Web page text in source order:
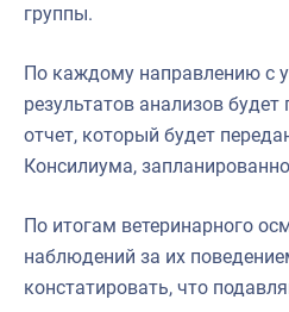
группы.
По каждому направлению с
результатов анализов
отчет, который будет
Консилиума,
По итогам ветеринарного
наблюдений за их
констатировать, что